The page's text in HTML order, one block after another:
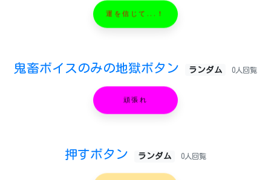
運を信じて...！
鬼畜ボイスのみの地獄ボタン ランダム 0人回覧
頑張れ
押すボタン ランダム 0人回覧